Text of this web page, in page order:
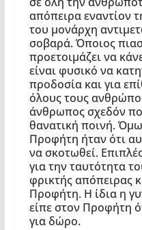
απόπειρα εναντίον
του μονάρχη
σοβαρά. Όποιος
προετοιμάζει να
είναι φυσικό να
προδοσία και για
όλους τους
άνθρωπος σχεδόν
θανατική ποινή.
Προφήτη ήταν ότι
να σκοτωθεί.
για την ταυτότητα
φρικτής απόπειρας
Προφήτη. Η ίδια η
είπε στον Προφήτη
για δώρο.